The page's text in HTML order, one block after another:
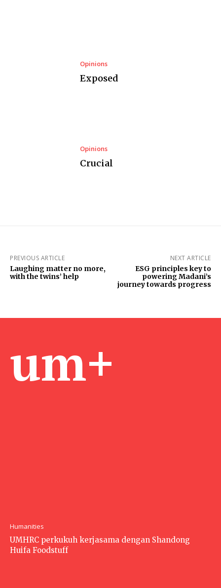
Opinions
Exposed
Opinions
Crucial
PREVIOUS ARTICLE
Laughing matter no more,
with the twins’ help
NEXT ARTICLE
ESG principles key to
powering Madani’s
journey towards progress
um+
Humanities
UMHRC perkukuh kerjasama dengan Shandong
Huifa Foodstuff